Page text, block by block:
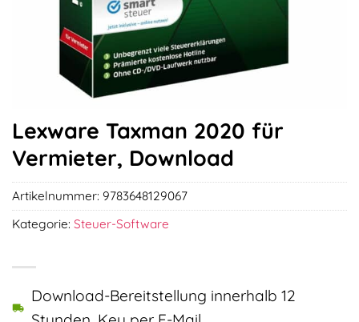
Lexware Taxman 2020 für
Vermieter, Download
Download-Bereitstellung innerhalb 12
Artikelnummer: 9783648129067
Kategorie: Steuer-Software